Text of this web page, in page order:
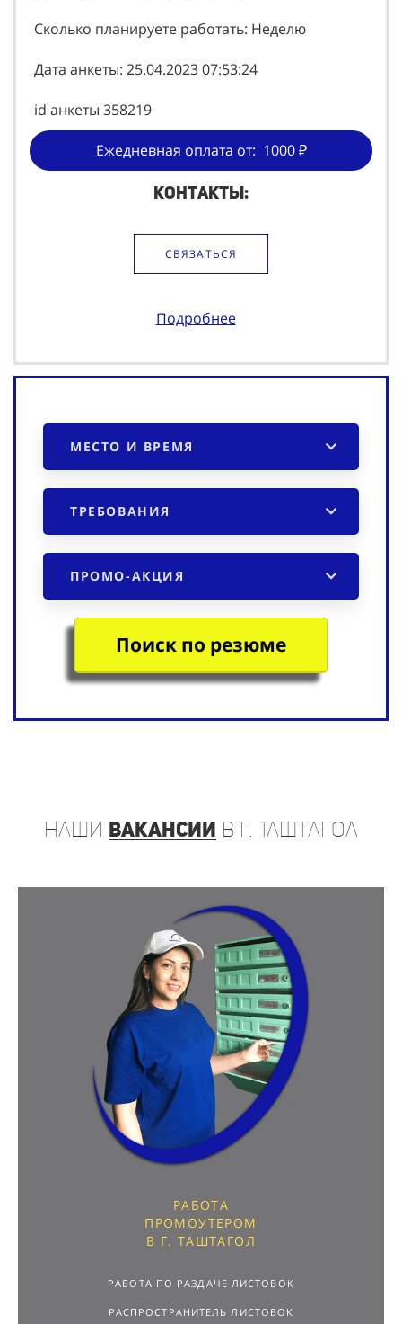
Сколько планируете работать: Неделю
Дата анкеты: 25.04.2023 07:53:24
id анкеты 358219
Ежедневная оплата от: 1000 ₽
Контакты:
СВЯЗАТЬСЯ
Подробнее
МЕСТО И ВРЕМЯ
ТРЕБОВАНИЯ
ПРОМО-АКЦИЯ
Поиск по резюме
наши вакансии в г. Таштагол
РАБОТА
ПРОМОУТЕРОМ
В Г. ТАШТАГОЛ
РАБОТА ПО РАЗДАЧЕ ЛИСТОВОК
РАСПРОСТРАНИТЕЛЬ ЛИСТОВОК